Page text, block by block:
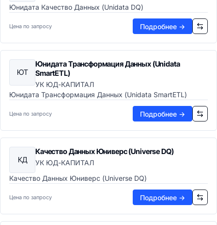
NLP и обработка текста
Корпоративный контент (ECM)
EDMS-системы
Системы архивирования
eDiscovery системы
Управление сайтом (CMS)
CMS-системы
Конструкторы сайтов
DXP платформы
Обработка документов
Генерация документов
OCR системы
PDF-редакторы
Электронная подпись
Цифровые активы (DAM)
Юнидата Качество Данных (Unidata DQ)
Цена по запросу Подробнее →
ЮТ
Юнидата Трансформация Данных (Unidata
SmartETL)
УК ЮД-КАПИТАЛ
Юнидата Трансформация Данных (Unidata SmartETL)
Цена по запросу Подробнее →
КД
Качество Данных Юниверс (Universe DQ)
УК ЮД-КАПИТАЛ
Качество Данных Юниверс (Universe DQ)
Цена по запросу Подробнее →